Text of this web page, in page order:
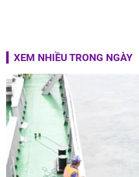
XEM NHIỀU TRONG NGÀY